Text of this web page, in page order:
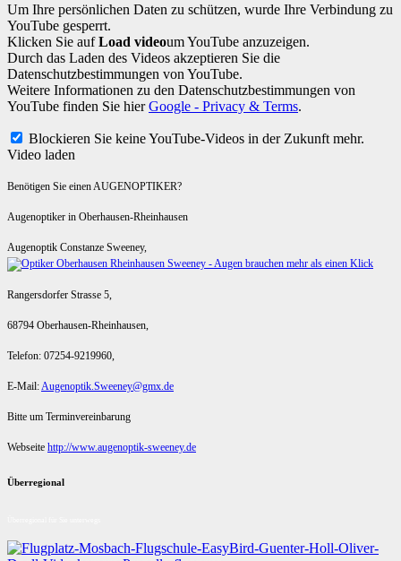
Um Ihre persönlichen Daten zu schützen, wurde Ihre Verbindung zu
YouTube gesperrt.
Klicken Sie aufLoad videoum YouTube anzuzeigen.
Durch das Laden des Videos akzeptieren Sie die
Datenschutzbestimmungen von YouTube.
Weitere Informationen zu den Datenschutzbestimmungen von
YouTube finden Sie hierGoogle - Privacy & Terms.
Blockieren Sie keine YouTube-Videos in der Zukunft mehr.
Video laden
Benötigen Sie einen AUGENOPTIKER?
Augenoptiker in Oberhausen-Rheinhausen
Augenoptik Constanze Sweeney,
Rangersdorfer Strasse 5,
68794 Oberhausen-Rheinhausen,
Telefon: 07254-9219960,
E-Mail:Augenoptik.Sweeney@gmx.de
Bitte um Terminvereinbarung
Webseite http://www.augenoptik-sweeney.de
Überregional